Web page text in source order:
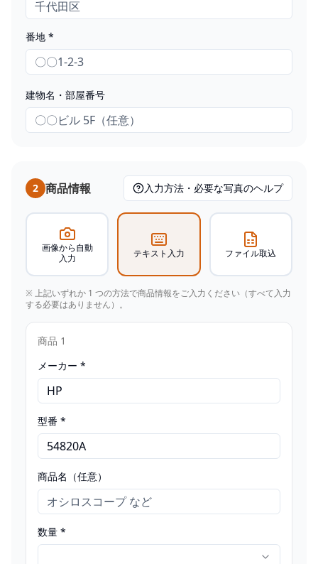
番地 *
建物名・部屋番号
2 商品情報 入力方法・必要な写真のヘルプ
画像から自動
入力
テキスト入力 ファイル取込
※ 上記いずれか 1 つの方法で商品情報をご入力ください（すべて入力
する必要はありません）。
商品 1
メーカー *
型番 *
商品名（任意）
数量 *